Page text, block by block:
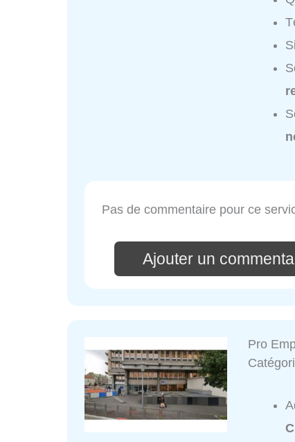
Pas de commentaire pour ce
Ajouter un
Pro